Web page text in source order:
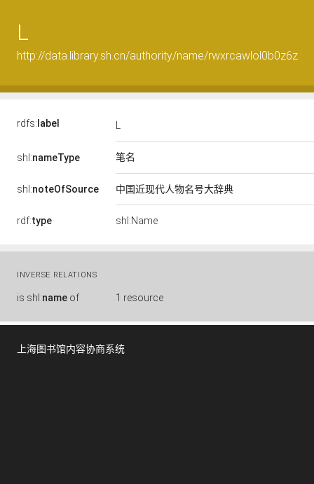
L
http://data.library.sh.cn/authority/name/rwxrcawlol0b0z6z
rdfs: label
shl:nameType 笔名
shl:noteOfSource 中国近现代人物名号大辞典
rdf:type shl:Name
INVERSE RELATIONS
is shl:name of 1 resource
上海图书馆内容协商系统